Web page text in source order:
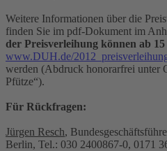
Weitere Informationen über die
finden Sie im pdf-Dokument im
der Preisverleihung können ab
www.DUH.de/
werden (Abdruck honorarfrei unter
Pfütze“).
Für Rückfragen:
Jürgen Resch,
Berlin, Tel.: 030 2400867-0, 0171